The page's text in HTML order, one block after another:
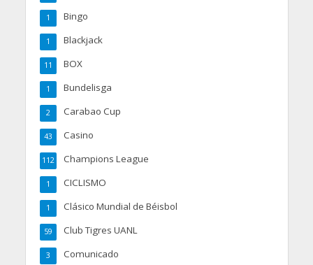
Bingo
1
Blackjack
1
BOX
11
Bundelisga
1
Carabao Cup
2
Casino
43
Champions League
112
CICLISMO
1
Clásico Mundial de Béisbol
1
Club Tigres UANL
59
Comunicado
3